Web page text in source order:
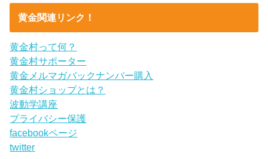
黄金関連リンク！
黄金村って何？
黄金村サポーター
黄金メルマガバックナンバー購入
黄金村ショップとは？
波動学講座
プライバシー保護
facebookページ
twitter